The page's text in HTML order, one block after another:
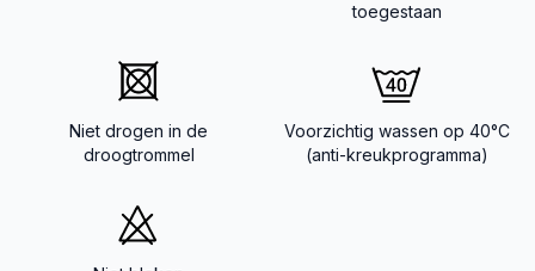
toegestaan
Niet drogen in de
droogtrommel
Voorzichtig wassen op 40°C
(anti-kreukprogramma)